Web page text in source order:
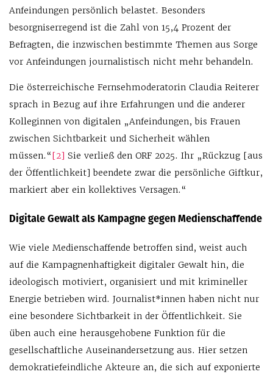
Anfeindungen persönlich belastet. Besonders
besorgniserregend ist die Zahl von 15,4 Prozent der
Befragten, die inzwischen bestimmte Themen aus Sorge
vor Anfeindungen journalistisch nicht mehr behandeln.
Die österreichische Fernsehmoderatorin Claudia Reiterer
sprach in Bezug auf ihre Erfahrungen und die anderer
Kolleginnen von digitalen „Anfeindungen, bis Frauen
zwischen Sichtbarkeit und Sicherheit wählen
müssen.“[2] Sie verließ den ORF 2025. Ihr „Rückzug [aus
der Öffentlichkeit] beendete zwar die persönliche Giftkur,
markiert aber ein kollektives Versagen.“
Digitale Gewalt als Kampagne gegen Medienschaffende
Wie viele Medienschaffende betroffen sind, weist auch
auf die Kampagnenhaftigkeit digitaler Gewalt hin, die
ideologisch motiviert, organisiert und mit krimineller
Energie betrieben wird. Journalist*innen haben nicht nur
eine besondere Sichtbarkeit in der Öffentlichkeit. Sie
üben auch eine herausgehobene Funktion für die
gesellschaftliche Auseinandersetzung aus. Hier setzen
demokratiefeindliche Akteure an, die sich auf exponierte